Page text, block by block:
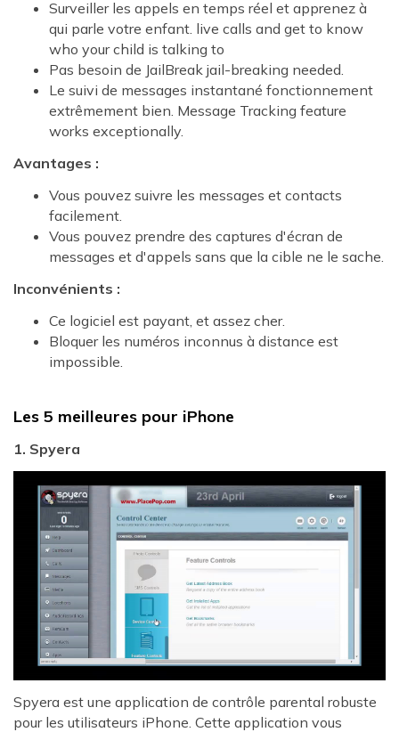
Surveiller les appels en temps réel et apprenez à
qui parle votre enfant. live calls and get to know
who your child is talking to
Pas besoin de JailBreak jail-breaking needed.
Le suivi de messages instantané fonctionnement
extrêmement bien. Message Tracking feature
works exceptionally.
Avantages :
Vous pouvez suivre les messages et contacts
facilement.
Vous pouvez prendre des captures d'écran de
messages et d'appels sans que la cible ne le sache.
Inconvénients :
Ce logiciel est payant, et assez cher.
Bloquer les numéros inconnus à distance est
impossible.
Les 5 meilleures pour iPhone
1. Spyera
Spyera est une application de contrôle parental robuste
pour les utilisateurs iPhone. Cette application vous